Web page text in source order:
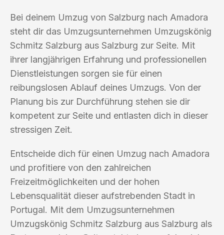
Bei deinem Umzug von Salzburg nach Amadora
steht dir das Umzugsunternehmen Umzugskönig
Schmitz Salzburg aus Salzburg zur Seite. Mit
ihrer langjährigen Erfahrung und professionellen
Dienstleistungen sorgen sie für einen
reibungslosen Ablauf deines Umzugs. Von der
Planung bis zur Durchführung stehen sie dir
kompetent zur Seite und entlasten dich in dieser
stressigen Zeit.
Entscheide dich für einen Umzug nach Amadora
und profitiere von den zahlreichen
Freizeitmöglichkeiten und der hohen
Lebensqualität dieser aufstrebenden Stadt in
Portugal. Mit dem Umzugsunternehmen
Umzugskönig Schmitz Salzburg aus Salzburg als